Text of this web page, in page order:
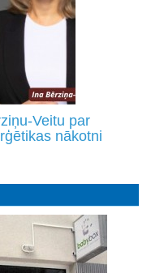
Veitu par
nākotni